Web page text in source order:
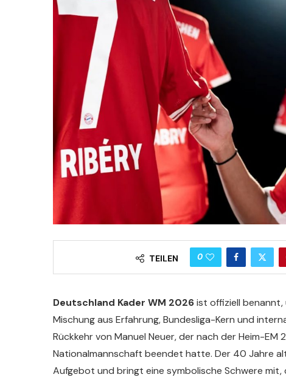
TEILEN 0
Deutschland Kader WM 2026ist offiziell benannt,
Mischung aus Erfahrung, Bundesliga-Kern und
Rückkehr von Manuel Neuer, der nach der Heim-
Nationalmannschaft beendet hatte. Der 40 Jahre
Aufgebot und bringt eine symbolische Schwere